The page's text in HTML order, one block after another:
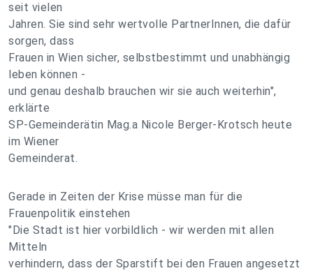
seit vielen
Jahren. Sie sind sehr wertvolle PartnerInnen, die dafür
sorgen, dass
Frauen in Wien sicher, selbstbestimmt und unabhängig
leben können -
und genau deshalb brauchen wir sie auch weiterhin",
erklärte
SP-Gemeinderätin Mag.a Nicole Berger-Krotsch heute
im Wiener
Gemeinderat.
Gerade in Zeiten der Krise müsse man für die
Frauenpolitik einstehen
"Die Stadt ist hier vorbildlich - wir werden mit allen
Mitteln
verhindern, dass der Sparstift bei den Frauen angesetzt